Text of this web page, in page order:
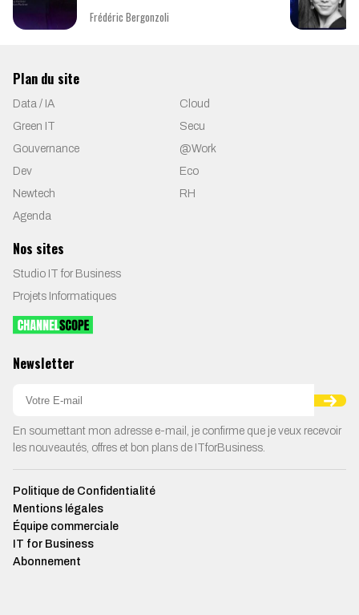
Frédéric Bergonzoli
Plan du site
Data / IA
Cloud
Green IT
Secu
Gouvernance
@Work
Dev
Eco
Newtech
RH
Agenda
Nos sites
Studio IT for Business
Projets Informatiques
Newsletter
En soumettant mon adresse e-mail, je confirme que je veux recevoir
les nouveautés, offres et bon plans de ITforBusiness.
Politique de Confidentialité
Mentions légales
Équipe commerciale
IT for Business
Abonnement